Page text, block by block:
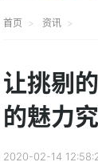
首页 资讯
让挑剔
的魅力
2020-02-14